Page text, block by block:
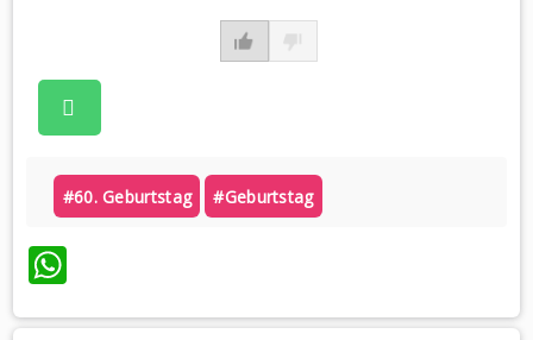
#60. Geburtstag #geburtstag
WhatsApp